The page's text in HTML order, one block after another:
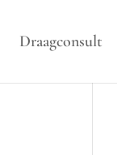
Draagconsult